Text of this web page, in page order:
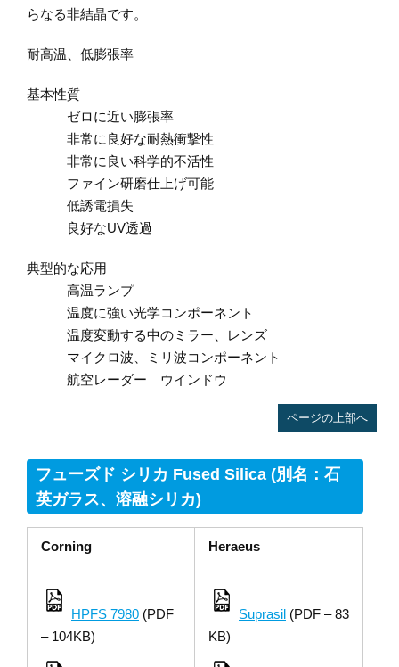
らなる非結晶です。
耐高温、低膨張率
基本性質
ゼロに近い膨張率
非常に良好な耐熱衝撃性
非常に良い科学的不活性
ファイン研磨仕上げ可能
低誘電損失
良好なUV透過
典型的な応用
高温ランプ
温度に強い光学コンポーネント
温度変動する中のミラー、レンズ
マイクロ波、ミリ波コンポーネント
航空レーダー ウインドウ
ページの上部へ
フューズド シリカ Fused Silica (別名：石
英ガラス、溶融シリカ)
Corning
HPFS 7980 (PDF
– 104KB)
Heraeus
Suprasil (PDF – 83
KB)